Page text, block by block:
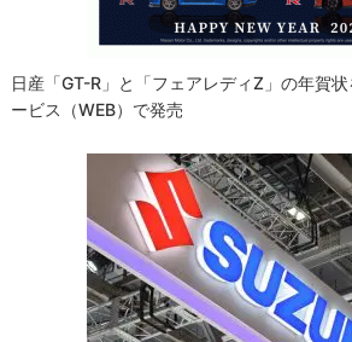
日産「GT-R」と「フェアレディZ」の年賀
ービス（WEB）で発売